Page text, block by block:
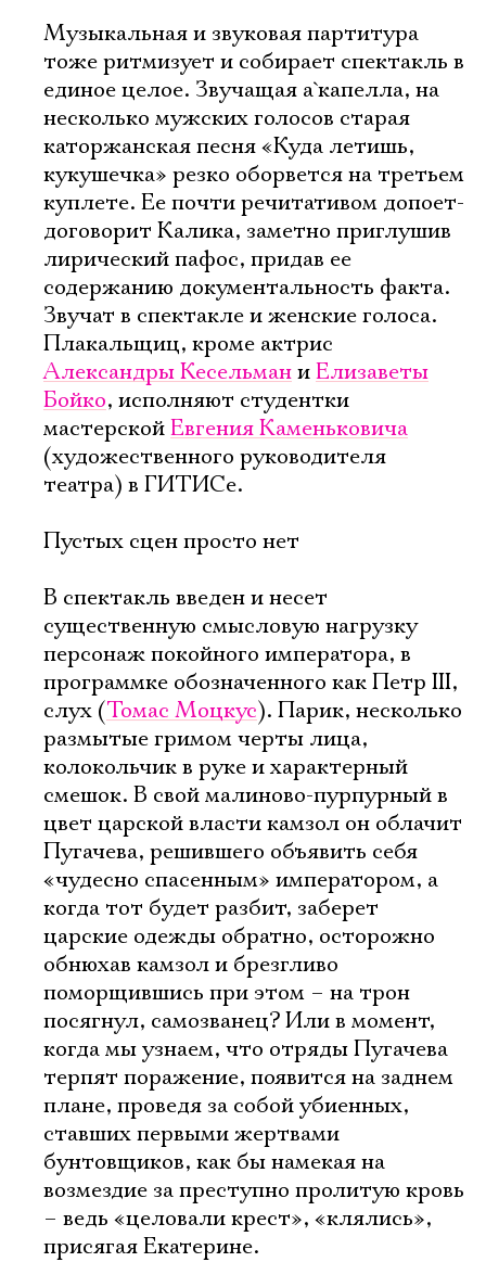
Музыкальная и звуковая партитура
тоже ритмизует и собирает спектакль в
единое целое. Звучащая а`капелла, на
несколько мужских голосов старая
каторжанская песня «Куда летишь,
кукушечка» резко оборвется на третьем
куплете. Ее почти речитативом допоет-
договорит Калика, заметно приглушив
лирический пафос, придав ее
содержанию документальность факта.
Звучат в спектакле и женские голоса.
Плакальщиц, кроме актрис
Александры КесельманиЕлизаветы
Бойко, исполняют студентки
мастерскойЕвгения Каменьковича
(художественного руководителя
театра) в ГИТИСе.
Пустых сцен просто нет
В спектакль введен и несет
существенную смысловую нагрузку
персонаж покойного императора, в
программке обозначенного как Петр III,
слух (Томас Моцкус). Парик, несколько
размытые гримом черты лица,
колокольчик в руке и характерный
смешок. В свой малиново-пурпурный в
цвет царской власти камзол он облачит
Пугачева, решившего объявить себя
«чудесно спасенным» императором, а
когда тот будет разбит, заберет
царские одежды обратно, осторожно
обнюхав камзол и брезгливо
поморщившись при этом – на трон
посягнул, самозванец? Или в момент,
когда мы узнаем, что отряды Пугачева
терпят поражение, появится на заднем
плане, проведя за собой убиенных,
ставших первыми жертвами
бунтовщиков, как бы намекая на
возмездие за преступно пролитую кровь
– ведь «целовали крест», «клялись»,
присягая Екатерине.